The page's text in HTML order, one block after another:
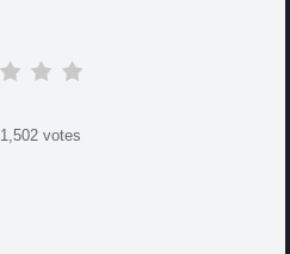
1,502 votes